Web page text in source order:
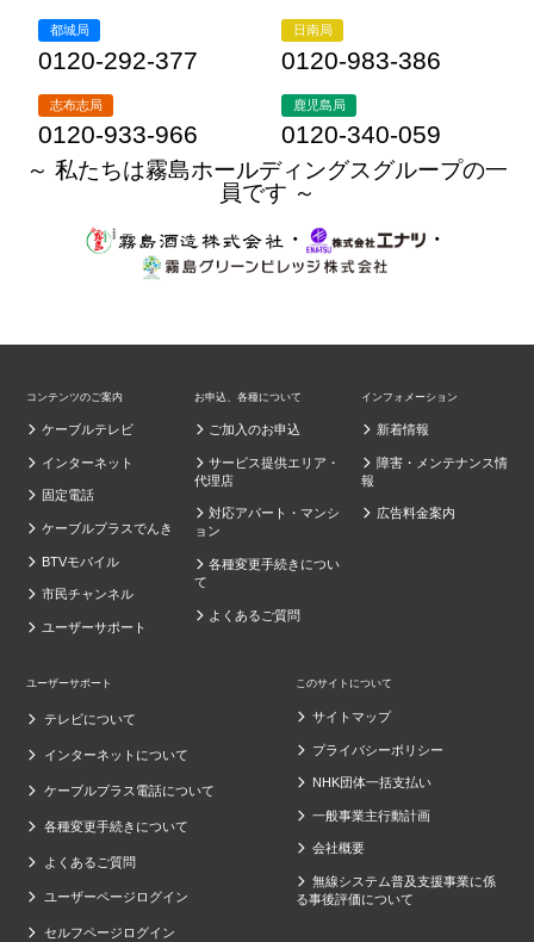
都城局
0120-292-377
日南局
0120-983-386
志布志局
0120-933-966
鹿児島局
0120-340-059
～ 私たちは霧島ホールディングスグループの一
員です ～
・
・
コンテンツのご案内
ケーブルテレビ
インターネット
固定電話
ケーブルプラスでんき
BTVモバイル
市民チャンネル
ユーザーサポート
お申込、各種について
ご加入のお申込
サービス提供エリア・
代理店
対応アパート・マンシ
ョン
各種変更手続きについ
て
よくあるご質問
インフォメーション
新着情報
障害・メンテナンス情
報
広告料金案内
ユーザーサポート
テレビについて
インターネットについて
ケーブルプラス電話について
各種変更手続きについて
よくあるご質問
ユーザーページログイン
セルフページログイン
このサイトについて
サイトマップ
プライバシーポリシー
NHK団体一括支払い
一般事業主行動計画
会社概要
無線システム普及支援事業に係
る事後評価について